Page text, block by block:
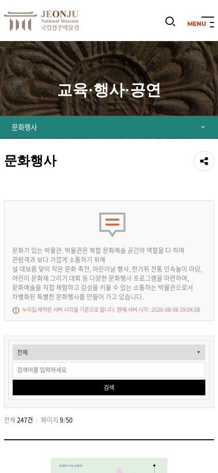
색
열
기
교육·행사·공연
문화행사
문화행사
문화가 있는 박물관. 박물관은 복합 문화예술 공간의 역할을 다 하며
관람객과 보다 가깝게 소통하기 위해
설 대보름 맞이 작은 문화 축전, 어린이날 행사, 한가위 전통 민속놀이 마당,
어린이 문화재 그리기 대회 등 다양한 문화행사 프로그램을 마련하여,
문화예술을 직접 체험하고 감성을 키울 수 있는 소통하는 박물관으로서
차별화된 특별한 문화행사를 만들어 가고 있습니다.
누리집 예약은 서버 시각을 기준으로 합니다.현재 서버 시각 :2026-08-06 19:04:59
교
램
로
검색
전체 247건 페이지 9/50